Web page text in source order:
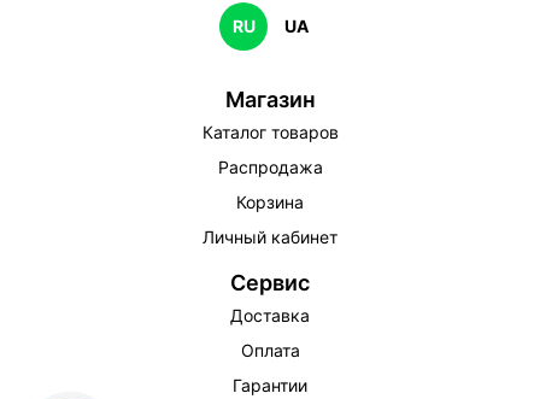
RU UA
Магазин
Каталог товаров
Распродажа
Корзина
Личный кабинет
Сервис
Доставка
Оплата
Гарантии